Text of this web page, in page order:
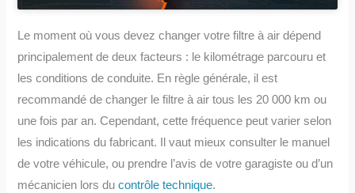
Le moment où vous devez changer votre filtre à air dépend
principalement de deux facteurs : le kilométrage parcouru et
les conditions de conduite. En règle générale, il est
recommandé de changer le filtre à air tous les 20 000 km ou
une fois par an. Cependant, cette fréquence peut varier selon
les indications du fabricant. Il vaut mieux consulter le manuel
de votre véhicule, ou prendre l’avis de votre garagiste ou d’un
mécanicien lors ducontrôle technique.